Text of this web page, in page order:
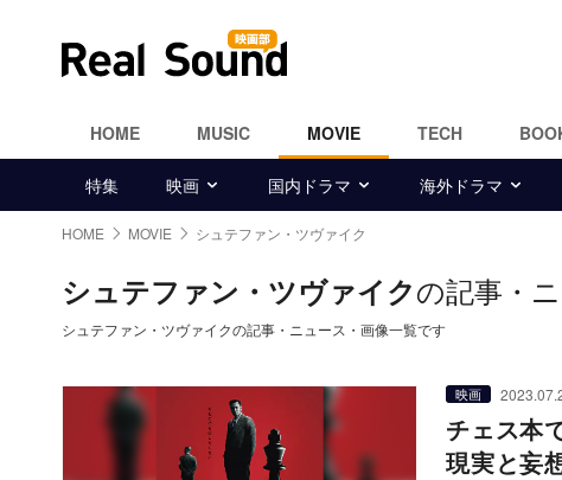
HOME MUSIC MOVIE TECH
特集 映画 国内ドラマ 海外ドラマ
HOME MOVIE シュテファン・ツヴァイク
シュテファン・ツヴァイクの記事・
シュテファン・ツヴァイクの記事・ニュース・画像一覧です
映画
チェス本
現実と妄